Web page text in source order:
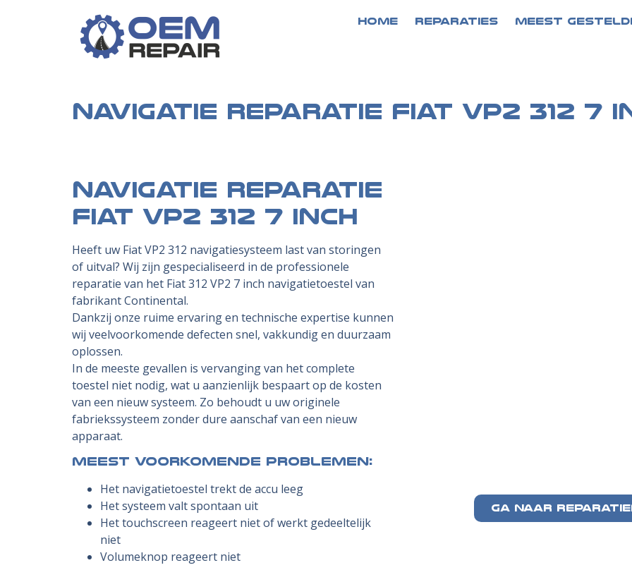
HOME REPARATIES MEEST
Navigatie reparatie Fiat VP2 312 7
Navigatie reparatie
Fiat VP2 312 7 inch
Heeft uw Fiat VP2 312 navigatiesysteem last van storingen
of uitval? Wij zijn gespecialiseerd in de professionele
reparatie van het Fiat 312 VP2 7 inch navigatietoestel van
fabrikant Continental.
Dankzij onze ruime ervaring en technische expertise kunnen
wij veelvoorkomende defecten snel, vakkundig en duurzaam
oplossen.
In de meeste gevallen is vervanging van het complete
toestel niet nodig, wat u aanzienlijk bespaart op de kosten
van een nieuw systeem. Zo behoudt u uw originele
fabriekssysteem zonder dure aanschaf van een nieuw
apparaat.
Meest voorkomende problemen:
Het navigatietoestel trekt de accu leeg
Het systeem valt spontaan uit
Het touchscreen reageert niet of werkt gedeeltelijk
niet
Volumeknop reageert niet
GA NAAR